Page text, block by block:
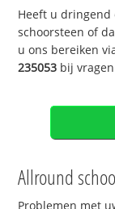
Heeft u dringend
schoorsteen of
u ons bereiken
235053 bij
Allround
Problemen met